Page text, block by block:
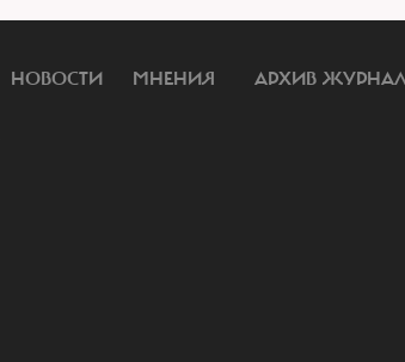
НОВОСТИ МНЕНИЯ АРХИВ